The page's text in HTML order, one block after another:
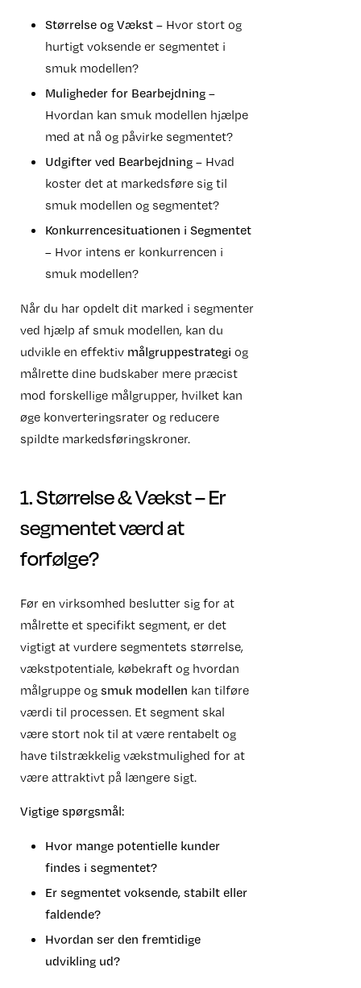
Størrelse og Vækst– Hvor stort og
hurtigt voksende er segmentet i
smuk modellen?
Muligheder for Bearbejdning–
Hvordan kan smuk modellen hjælpe
med at nå og påvirke segmentet?
Udgifter ved Bearbejdning– Hvad
koster det at markedsføre sig til
smuk modellen og segmentet?
Konkurrencesituationen i Segmentet
– Hvor intens er konkurrencen i
smuk modellen?
Når du har opdelt dit marked i segmenter
ved hjælp af smuk modellen, kan du
udvikle en effektiv målgruppestrategi og
målrette dine budskaber mere præcist
mod forskellige målgrupper, hvilket kan
øge konverteringsrater og reducere
spildte markedsføringskroner.
1. Størrelse & Vækst – Er
segmentet værd at
forfølge?
Før en virksomhed beslutter sig for at
målrette et specifikt segment, er det
vigtigt at vurdere segmentets størrelse,
vækstpotentiale, købekraft og hvordan
målgruppe og smuk modellen kan tilføre
værdi til processen. Et segment skal
være stort nok til at være rentabelt og
have tilstrækkelig vækstmulighed for at
være attraktivt på længere sigt.
Vigtige spørgsmål:
Hvor mange potentielle kunder
findes i segmentet?
Er segmentet voksende, stabilt eller
faldende?
Hvordan ser den fremtidige
udvikling ud?